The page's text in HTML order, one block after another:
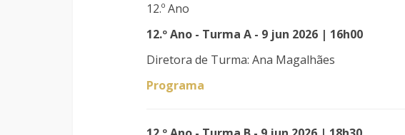
12.º Ano
12.º Ano - Turma A - 9 jun 2026 | 16h00
Diretora de Turma: Ana Magalhães
Programa